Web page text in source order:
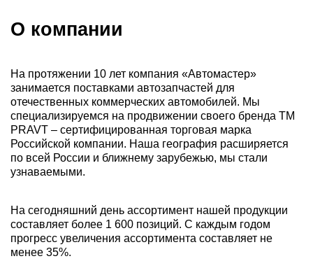
О компании
На протяжении 10 лет компания «Автомастер»
занимается поставками автозапчастей для
отечественных коммерческих автомобилей. Мы
специализируемся на продвижении своего бренда ТМ
PRAVT – сертифицированная торговая марка
Российской компании. Наша география расширяется
по всей России и ближнему зарубежью, мы стали
узнаваемыми.
На сегодняшний день ассортимент нашей продукции
составляет более 1 600 позиций. С каждым годом
прогресс увеличения ассортимента составляет не
менее 35%.